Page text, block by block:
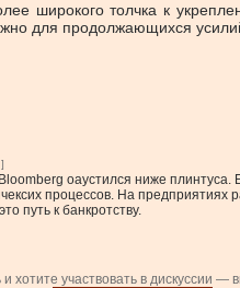
широкого толчка к
для продолжающихся
оаустился ниже плинтуса.
процессов. На
путь к банкротству.
хотите участвовать в дискуссии —